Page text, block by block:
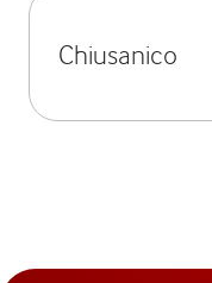
Chiusanico